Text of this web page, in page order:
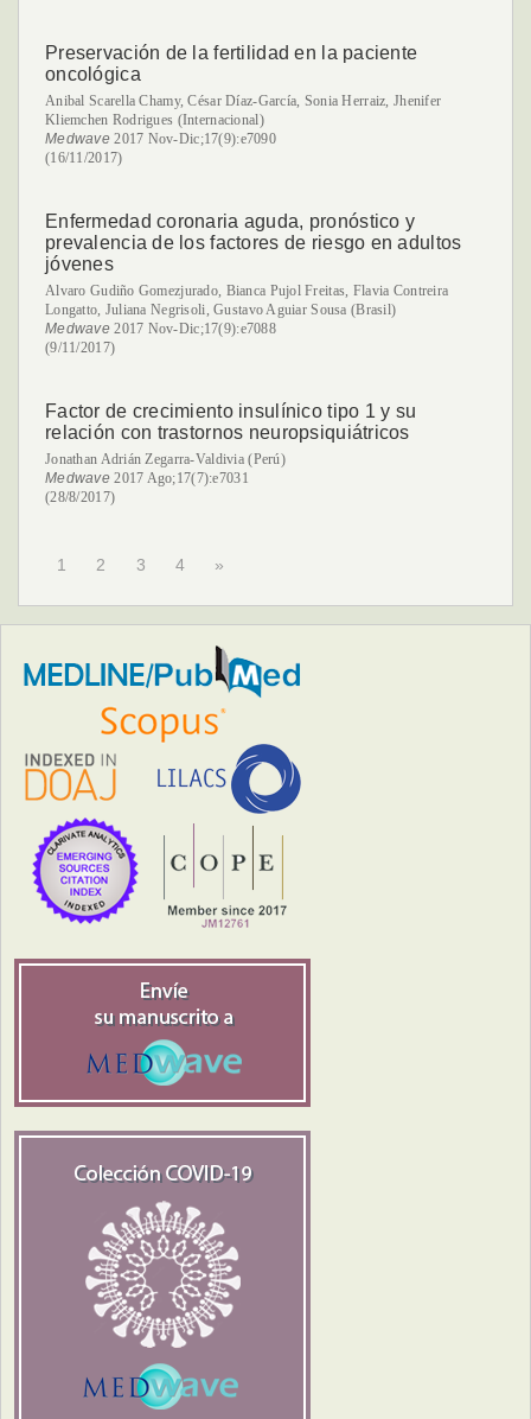
Preservación de la fertilidad en la paciente
oncológica
Anibal Scarella Chamy, César Díaz-García, Sonia Herraiz, Jhenifer
Kliemchen Rodrigues (Internacional)
Medwave2017 Nov-Dic;17(9):e7090
(16/11/2017)
Enfermedad coronaria aguda, pronóstico y
prevalencia de los factores de riesgo en adultos
jóvenes
Alvaro Gudiño Gomezjurado, Bianca Pujol Freitas, Flavia Contreira
Longatto, Juliana Negrisoli, Gustavo Aguiar Sousa (Brasil)
Medwave2017 Nov-Dic;17(9):e7088
(9/11/2017)
Factor de crecimiento insulínico tipo 1 y su
relación con trastornos neuropsiquiátricos
Jonathan Adrián Zegarra-Valdivia (Perú)
Medwave2017 Ago;17(7):e7031
(28/8/2017)
1 2 3 4 »